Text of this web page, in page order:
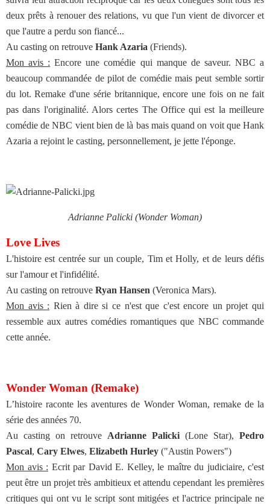
deux prêts à renouer des relations, vu que l'un vient de divorcer et
que l'autre a perdu son fiancé...
Au casting on retrouve Hank Azaria (Friends).
Mon avis : Encore une comédie qui manque de saveur. NBC a
beaucoup commandée de pilot de comédie mais peut semble sortir
du lot. Remake d'une série britannique, encore une fois on ne fait
pas dans l'originalité. Alors certes The Office qui est la meilleure
comédie de NBC vient bien de là bas mais quand on voit que Hank
Azaria a rejoint le casting, personnellement, je jette l'éponge.
Adrianne Palicki (Wonder Woman)
Love Lives
L'histoire est centrée sur un couple, Tim et Holly, et de leurs défis
sur l'amour et l'infidélité.
Au casting on retrouve Ryan Hansen (Veronica Mars).
Mon avis : Rien à dire si ce n'est que c'est encore un projet qui
ressemble aux autres comédies romantiques que NBC commande
cette année.
Wonder Woman (Remake)
L’histoire raconte les aventures de Wonder Woman, remake de la
série des années 70.
Au casting on retrouve Adrianne Palicki (Lone Star), Pedro
Pascal, Cary Elwes, Elizabeth Hurley ("Austin Powers")
Mon avis : Ecrit par David E. Kelley, le maître du judiciaire, c'est
peut être un projet très ambitieux et attendu cependant les premières
critiques qui ont vu le script sont mitigées et l'actrice principale ne